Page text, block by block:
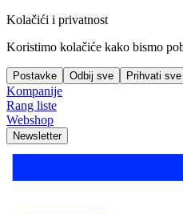
Kolačići i privatnost
Koristimo kolačiće kako bismo
Postavke Odbij sve Prihvati sve
Kompanije
Rang liste
Webshop
Newsletter